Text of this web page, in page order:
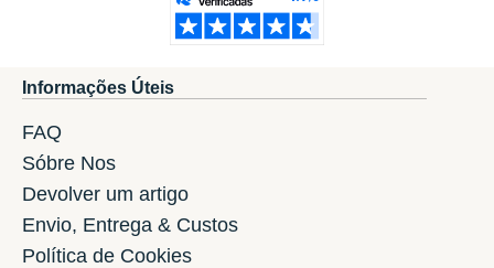
Informações Úteis
FAQ
Sóbre Nos
Devolver um artigo
Envio, Entrega & Custos
Política de Cookies